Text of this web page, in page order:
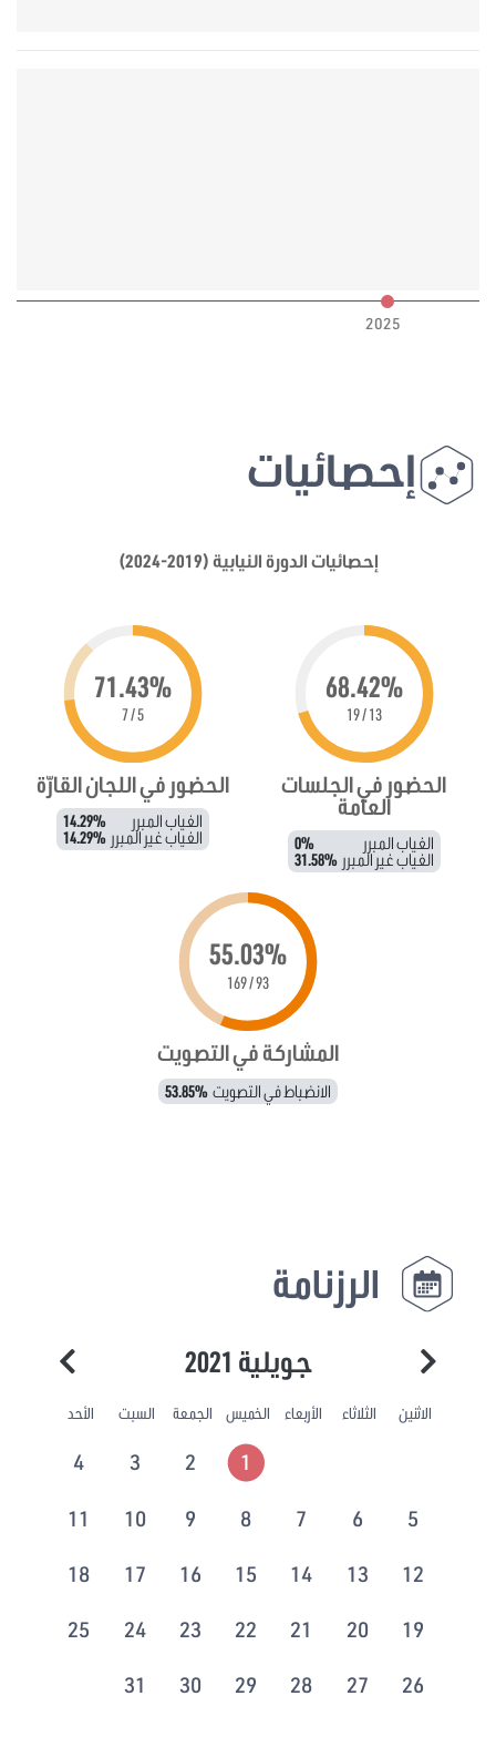
2025
إحصائيات
إحصائيات الدورة النيابية (2019-2024)
68.42%
13 / 19
الحضور في الجلسات
العامة
الغياب المبرر 0%
الغياب غير المبرر 31.58%
71.43%
5 / 7
الحضور في اللجان القارّة
الغياب المبرر 14.29%
الغياب غير المبرر 14.29%
55.03%
93 / 169
المشاركة في التصويت
الانضباط في التصويت 53.85%
الرزنامة
جويلية 2021
الاثنين الثلاثاء الأربعاء الخميس الجمعة السبت الأحد
1
2
3
4
5
6
7
8
9
10
11
12
13
14
15
16
17
18
19
20
21
22
23
24
25
26
27
28
29
30
31